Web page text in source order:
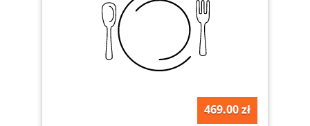
469.00 zł